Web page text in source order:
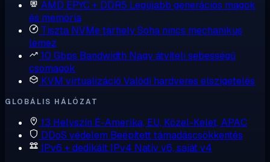
AMD EPYC + DDR5 Legújabb generációs magok
és memória
Tiszta NVMe tárhelySoha nincs mechanikus
lemez
10 Gbps Bandwidth Nagy átviteli sebességű
csomagok
KVM virtualizáció Valódi hardveres elszigetelés
GLOBÁLIS HÁLÓZAT
13 Helyszín É-Amerika, EU, Közel-Kelet, APAC
DDoS védelem Beépített támadáscsökkentés
IPv6 + dedikált IPv4 Natív v6, saját v4